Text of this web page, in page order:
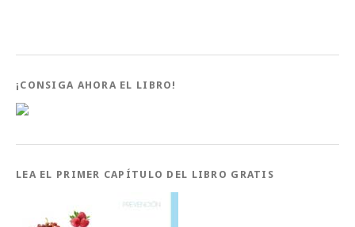
¡CONSIGA AHORA EL LIBRO!
LEA EL PRIMER CAPÍTULO DEL LIBRO GRATIS